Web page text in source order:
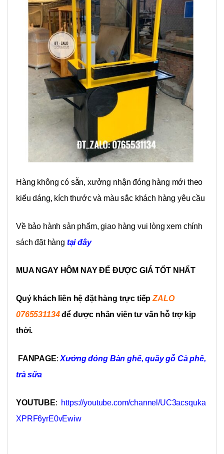
Hàng không có sẵn, xưởng nhận đóng hàng mới theo
kiểu dáng, kích thước và màu sắc khách hàng yêu cầu
Về bảo hành sản phẩm, giao hàng vui lòng xem chính
sách đặt hàng tại đây
MUA NGAY HÔM NAY ĐỂ ĐƯỢC GIÁ TỐT NHẤT
Quý khách liên hệ đặt hàng trực tiếp ZALO
0765531134 để được nhân viên tư vấn hỗ trợ kịp
thời.
FANPAGE: Xưởng đóng Bàn ghế, quầy gỗ Cà phê,
trà sữa
YOUTUBE: https://youtube.com/channel/UC3acsquka
XPRF6yrE0vEwiw